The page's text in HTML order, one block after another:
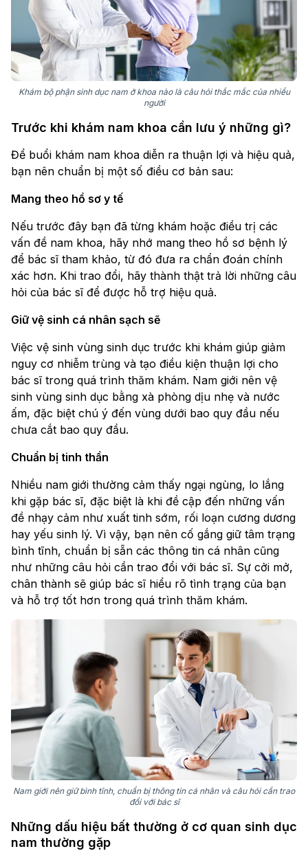
Khám bộ phận sinh dục nam ở khoa nào là câu hỏi thắc mắc của nhiều
người
Trước khi khám nam khoa cần lưu ý những gì?
Để buổi khám nam khoa diễn ra thuận lợi và hiệu quả,
bạn nên chuẩn bị một số điều cơ bản sau:
Mang theo hồ sơ y tế
Nếu trước đây bạn đã từng khám hoặc điều trị các
vấn đề nam khoa, hãy nhớ mang theo hồ sơ bệnh lý
để bác sĩ tham khảo, từ đó đưa ra chẩn đoán chính
xác hơn. Khi trao đổi, hãy thành thật trả lời những câu
hỏi của bác sĩ để được hỗ trợ hiệu quả.
Giữ vệ sinh cá nhân sạch sẽ
Việc vệ sinh vùng sinh dục trước khi khám giúp giảm
nguy cơ nhiễm trùng và tạo điều kiện thuận lợi cho
bác sĩ trong quá trình thăm khám. Nam giới nên vệ
sinh vùng sinh dục bằng xà phòng dịu nhẹ và nước
ấm, đặc biệt chú ý đến vùng dưới bao quy đầu nếu
chưa cắt bao quy đầu.
Chuẩn bị tinh thần
Nhiều nam giới thường cảm thấy ngại ngùng, lo lắng
khi gặp bác sĩ, đặc biệt là khi đề cập đến những vấn
đề nhạy cảm như xuất tinh sớm, rối loạn cương dương
hay yếu sinh lý. Vì vậy, bạn nên cố gắng giữ tâm trạng
bình tĩnh, chuẩn bị sẵn các thông tin cá nhân cũng
như những câu hỏi cần trao đổi với bác sĩ. Sự cởi mở,
chân thành sẽ giúp bác sĩ hiểu rõ tình trạng của bạn
và hỗ trợ tốt hơn trong quá trình thăm khám.
Nam giới nên giữ bình tĩnh, chuẩn bị thông tin cá nhân và câu hỏi cần trao
đổi với bác sĩ
Những dấu hiệu bất thường ở cơ quan sinh dục
nam thường gặp